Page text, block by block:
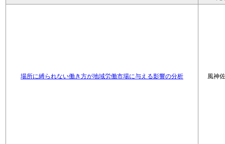
場所に縛られない働き方が地域労働市場に与える影響の分析 風神